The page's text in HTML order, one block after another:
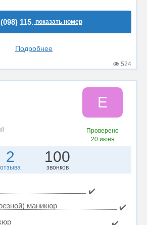
115..показать номер
Подробнее
524
E
Проверено
20 июня
2
отзыва
100
звонков
✔️
маникюр
✔️
✔️